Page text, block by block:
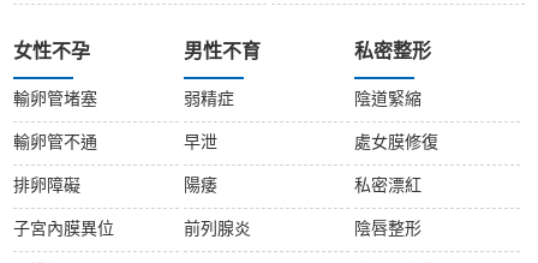
女性不孕
輸卵管堵塞
輸卵管不通
排卵障礙
子宮內膜異位
男性不育
弱精症
早泄
陽痿
前列腺炎
私密整形
陰道緊縮
處女膜修復
私密漂紅
陰唇整形